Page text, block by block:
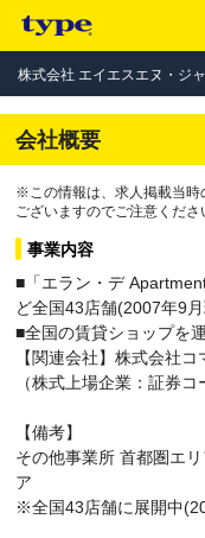
株式会社 エイエスエヌ・ジ
会社概要
※この情報は、求人掲載当時
ございますのでご注意くださ
事業内容
■「エラン・デ
ど全国43店舗(2007年9
■全国の賃貸ショップを
【関連会社】株式会社
（株式上場企業：証券コ
【備考】
その他事業所 首都圏エ
ア
※全国43店舗に展開中